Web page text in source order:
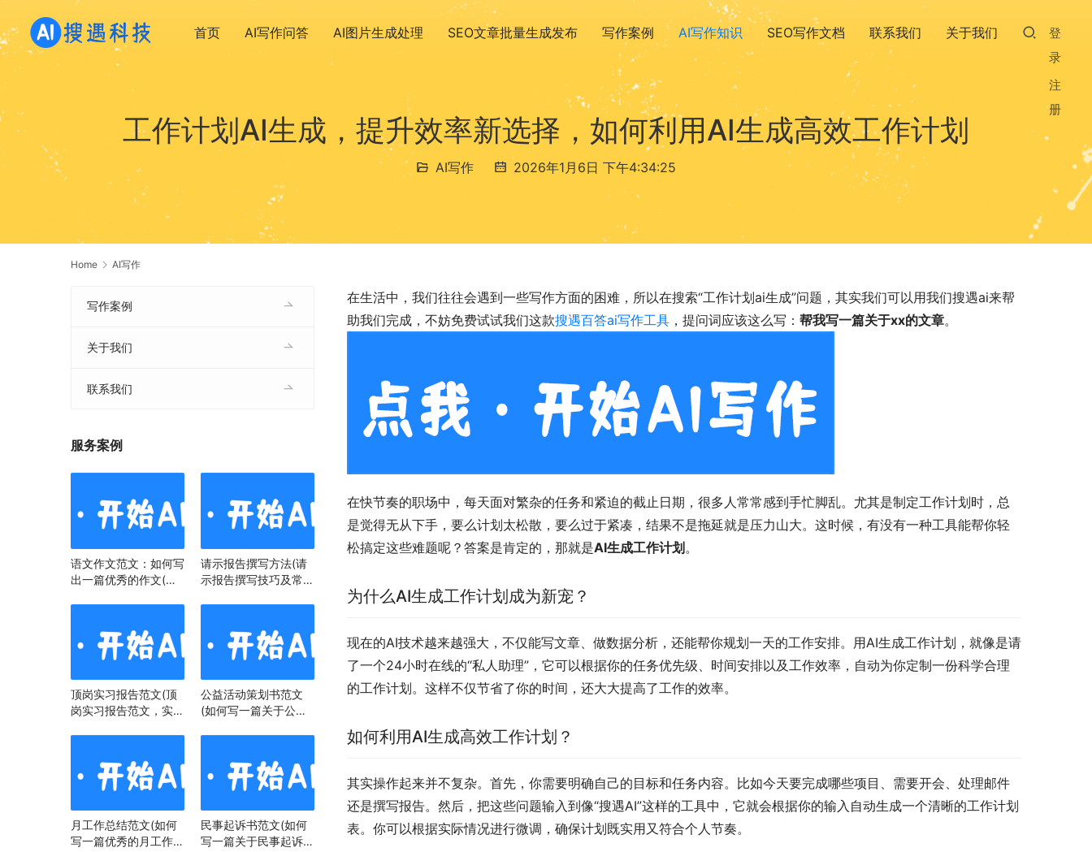
首页 AI写作问答 AI图片生成处理 SEO文章批量生成发布 写作案例 AI写作知识 SEO写作文档 联系我们 关于我们
登
录
注
册
工作计划AI生成，提升效率新选择，如何利用AI生成高效工作计划
AI写作 2026年1月6日 下午4:34:25
Home AI写作
在生活中，我们往往会遇到一些写作方面的困难，所以在搜索“工作计划ai生成”问题，其实我们可以用我们搜遇ai来帮
助我们完成，不妨免费试试我们这款搜遇百答ai写作工具 ，提问词应该这么写： 帮我写一篇关于xx的文章。
在快节奏的职场中，每天面对繁杂的任务和紧迫的截止日期，很多人常常感到手忙脚乱。尤其是制定工作计划时，总
是觉得无从下手，要么计划太松散，要么过于紧凑，结果不是拖延就是压力山大。这时候，有没有一种工具能帮你轻
松搞定这些难题呢？答案是肯定的，那就是AI生成工作计划 。
为什么AI生成工作计划成为新宠？
现在的AI技术越来越强大，不仅能写文章、做数据分析，还能帮你规划一天的工作安排。用AI生成工作计划，就像是请
了一个24小时在线的“私人助理”，它可以根据你的任务优先级、时间安排以及工作效率，自动为你定制一份科学合理
的工作计划。这样不仅节省了你的时间，还大大提高了工作的效率。
如何利用AI生成高效工作计划？
其实操作起来并不复杂。首先，你需要明确自己的目标和任务内容。比如今天要完成哪些项目、需要开会、处理邮件
还是撰写报告。然后，把这些问题输入到像“搜遇AI”这样的工具中，它就会根据你的输入自动生成一个清晰的工作计划
表。你可以根据实际情况进行微调，确保计划既实用又符合个人节奏。
写作案例
关于我们
联系我们
服务案例
语文作文范文：如何写
出一篇优秀的作文(语
请示报告撰写方法(请
示报告撰写技巧及常见
顶岗实习报告范文(顶
岗实习报告范文，实习
公益活动策划书范文
(如何写一篇关于公益
月工作总结范文(如何
写一篇优秀的月工作总
民事起诉书范文(如何
写一篇关于民事起诉书